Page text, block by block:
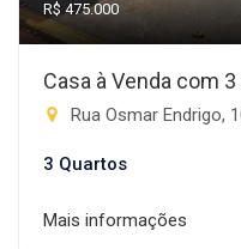
R$ 475.000
Casa à Venda com
Rua Osmar Endrigo, 1057 -
3 Quartos
Mais informações